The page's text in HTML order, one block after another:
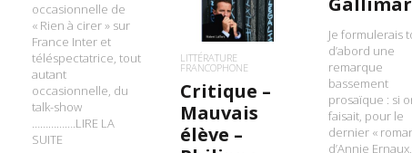
occasionnelle de
« Rien à cirer » sur
France Inter et
téléspectatrice, tout
autant
occasionnelle, du
talk-show
…………….LIRE LA
SUITE
Je formulerais
d’abord une
remarque
bassement
prosaïque : si
faisait, pour le
dernier «
d’Annie Ernaux,
LITTÉRATURE
FRANCOPHONE
Critique –
Mauvais
élève –